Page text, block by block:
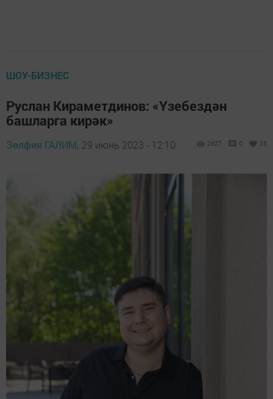
ШОУ-БИЗНЕС
Руслан Кираметдинов: «Үзебездән
башларга кирәк»
Зөлфия ГАЛИМ, 29 июнь 2023 - 12:10 2627 0 25